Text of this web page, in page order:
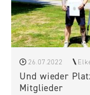
26.07.2022
Und wieder
Mitglieder